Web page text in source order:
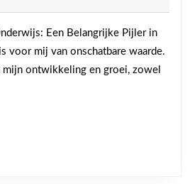
Lang
Leren
Een Belangrijke Pijler in
voor mij van onschatbare waarde.
mijn ontwikkeling en groei, zowel